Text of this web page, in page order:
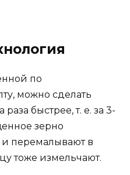
по
можно сделать
быстрее, т. е. за 3-
зерно
перемалывают в
тоже измельчают.